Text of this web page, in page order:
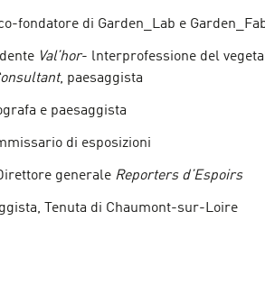
fondatore di Garden_Lab e
Val’hor- lnterprofessione del
, paesaggista
e paesaggista
di esposizioni
generale Reporters d’Espoirs
Tenuta di Chaumont-sur-Loire